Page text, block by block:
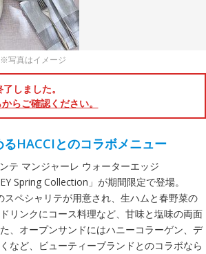
写真はイメージ
しました。
らご確認ください。
HACCIとのコラボメニュー
テ マンジャーレ ウォーターエッジ
Spring Collection」が期間限定で登場。
ペシャリテが用意され、生ハムと春野菜の
リンクにコース料理など、甘味と塩味の両面
、オープンサンドにはハニーコラーゲン、デ
など、ビューティーブランドとのコラボなら